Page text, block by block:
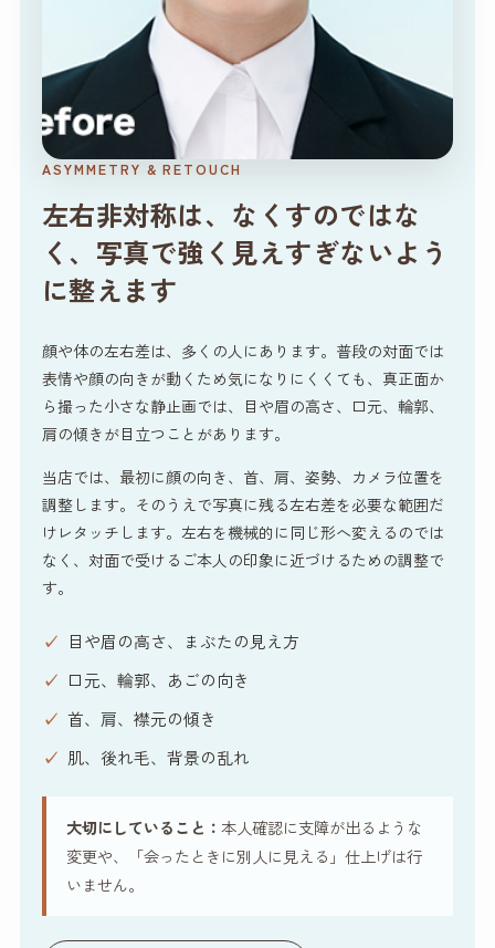
ASYMMETRY & RETOUCH
左右非対称は、なくすのではな
く、写真で強く見えすぎないよう
に整えます
顔や体の左右差は、多くの人にあります。普段の対面では
表情や顔の向きが動くため気になりにくくても、真正面か
ら撮った小さな静止画では、目や眉の高さ、口元、輪郭、
肩の傾きが目立つことがあります。
当店では、最初に顔の向き、首、肩、姿勢、カメラ位置を
調整します。そのうえで写真に残る左右差を必要な範囲だ
けレタッチします。左右を機械的に同じ形へ変えるのでは
なく、対面で受けるご本人の印象に近づけるための調整で
す。
目や眉の高さ、まぶたの見え方
口元、輪郭、あごの向き
首、肩、襟元の傾き
肌、後れ毛、背景の乱れ
大切にしていること： 本人確認に支障が出るような
変更や、「会ったときに別人に見える」仕上げは行
いません。